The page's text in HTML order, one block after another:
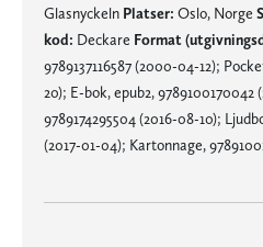
Glasnyckeln Platser: Oslo, Norge
kod: Deckare Format
9789137116587 (2000-04-12);
20); E-bok, epub2, 9789100170042
9789174295504 (2016-08-10);
(2017-01-04); Kartonnage,